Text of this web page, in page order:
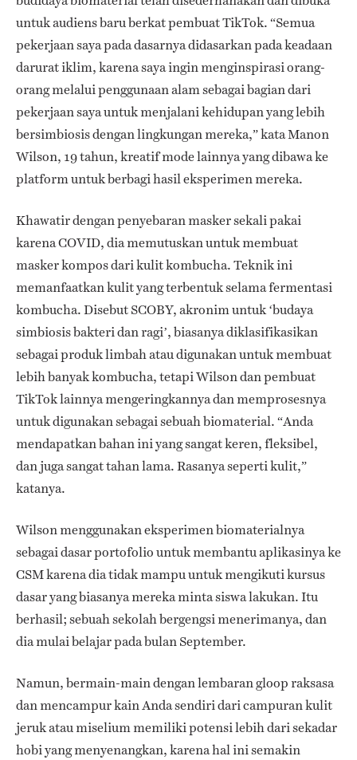
untuk audiens baru berkat pembuat TikTok. “Semua
pekerjaan saya pada dasarnya didasarkan pada keadaan
darurat iklim, karena saya ingin menginspirasi orang-
orang melalui penggunaan alam sebagai bagian dari
pekerjaan saya untuk menjalani kehidupan yang lebih
bersimbiosis dengan lingkungan mereka,” kata Manon
Wilson, 19 tahun, kreatif mode lainnya yang dibawa ke
platform untuk berbagi hasil eksperimen mereka.
Khawatir dengan penyebaran masker sekali pakai
karena COVID, dia memutuskan untuk membuat
masker kompos dari kulit kombucha. Teknik ini
memanfaatkan kulit yang terbentuk selama fermentasi
kombucha. Disebut SCOBY, akronim untuk ‘budaya
simbiosis bakteri dan ragi’, biasanya diklasifikasikan
sebagai produk limbah atau digunakan untuk membuat
lebih banyak kombucha, tetapi Wilson dan pembuat
TikTok lainnya mengeringkannya dan memprosesnya
untuk digunakan sebagai sebuah biomaterial. “Anda
mendapatkan bahan ini yang sangat keren, fleksibel,
dan juga sangat tahan lama. Rasanya seperti kulit,”
katanya.
Wilson menggunakan eksperimen biomaterialnya
sebagai dasar portofolio untuk membantu aplikasinya ke
CSM karena dia tidak mampu untuk mengikuti kursus
dasar yang biasanya mereka minta siswa lakukan. Itu
berhasil; sebuah sekolah bergengsi menerimanya, dan
dia mulai belajar pada bulan September.
Namun, bermain-main dengan lembaran gloop raksasa
dan mencampur kain Anda sendiri dari campuran kulit
jeruk atau miselium memiliki potensi lebih dari sekadar
hobi yang menyenangkan, karena hal ini semakin